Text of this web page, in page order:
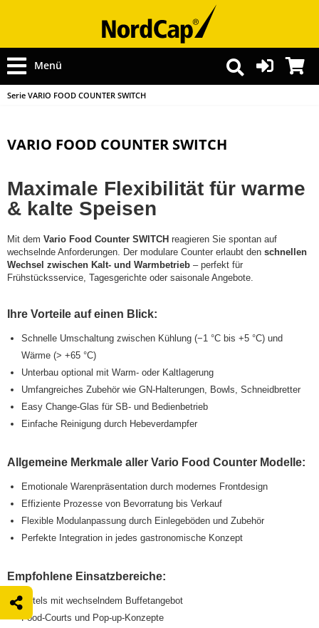
Menü
Serie VARIO FOOD COUNTER SWITCH
VARIO FOOD COUNTER SWITCH
Maximale Flexibilität für warme
& kalte Speisen
Mit dem Vario Food Counter SWITCH reagieren Sie spontan auf
wechselnde Anforderungen. Der modulare Counter erlaubt den schnellen
Wechsel zwischen Kalt- und Warmbetrieb – perfekt für
Frühstücksservice, Tagesgerichte oder saisonale Angebote.
Ihre Vorteile auf einen Blick:
Schnelle Umschaltung zwischen Kühlung (−1 °C bis +5 °C) und
Wärme (> +65 °C)
Unterbau optional mit Warm- oder Kaltlagerung
Umfangreiches Zubehör wie GN-Halterungen, Bowls, Schneidbretter
Easy Change-Glas für SB- und Bedienbetrieb
Einfache Reinigung durch Hebeverdampfer
Allgemeine Merkmale aller Vario Food Counter Modelle:
Emotionale Warenpräsentation durch modernes Frontdesign
Effiziente Prozesse von Bevorratung bis Verkauf
Flexible Modulanpassung durch Einlegeböden und Zubehör
Perfekte Integration in jedes gastronomische Konzept
Empfohlene Einsatzbereiche:
Hotels mit wechselndem Buffetangebot
Food-Courts und Pop-up-Konzepte